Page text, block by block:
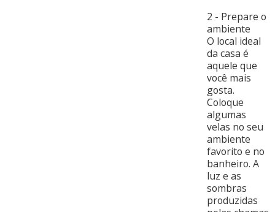
2 - Prepare o
ambiente
O local ideal
da casa é
aquele que
você mais
gosta.
Coloque
algumas
velas no seu
ambiente
favorito e no
banheiro. A
luz e as
sombras
produzidas